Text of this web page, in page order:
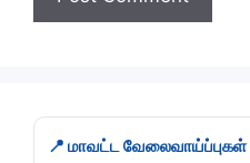
📍 மாவட்ட வேலைவாய்ப்புகள்